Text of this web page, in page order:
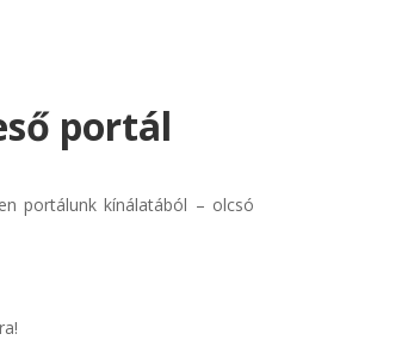
portál
portálunk kínálatából – olcsó